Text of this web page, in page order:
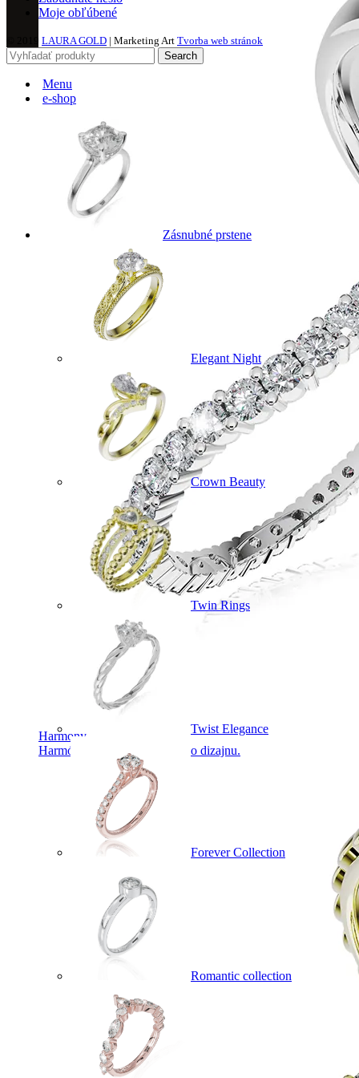
Harmony
Harmónia klasiky a moderného dizajnu.
Moje obľúbené
LAURA GOLD | Marketing Art Tvorba web stránok
Search
Menu
e-shop
Zásnubné prstene
Elegant Night
Crown Beauty
Twin Rings
Twist Elegance
Forever Collection
Romantic collection